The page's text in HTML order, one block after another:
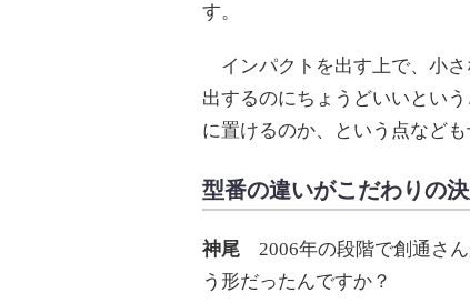
す。
インパクトを出す上で、小
出するのにちょうどいいとい
に置けるのか、という点なども
型番の違いがこだわりの
神尾 2006年の段階で創通さ
う形だったんですか？